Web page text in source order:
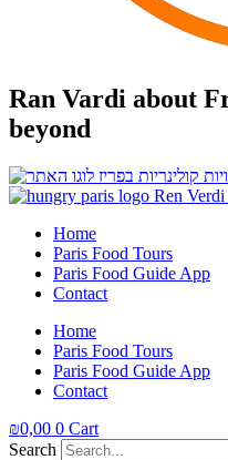
Ran Vardi about
beyond
Home
Paris Food Tours
Paris Food Guide App
Contact
Home
Paris Food Tours
Paris Food Guide App
Contact
₪0,00 0 Cart
Search